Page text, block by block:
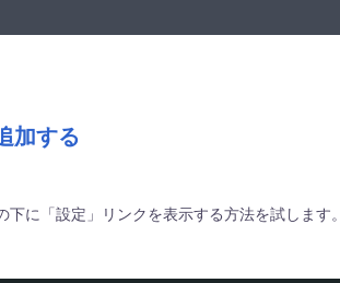
加する
に「設定」リンクを表示する方法を試します。